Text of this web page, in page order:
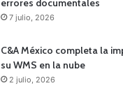
errores documentales
7 julio, 2026
C&A México completa la
su WMS en la nube
2 julio, 2026